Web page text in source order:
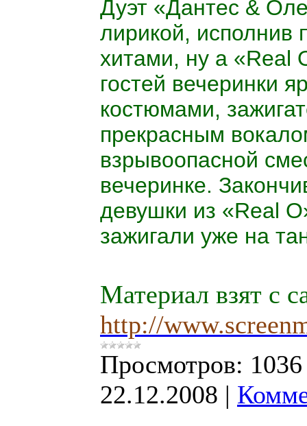
Дуэт «Дантес &
лирикой, исполнив
хитами, ну а «Real
гостей вечеринки
костюмами,
прекрасным
взрывоопасной
вечеринке.
девушки из «Real O
зажигали уже на
Материал взят с
http://
Просмотров: 1036
22.12.2008 |